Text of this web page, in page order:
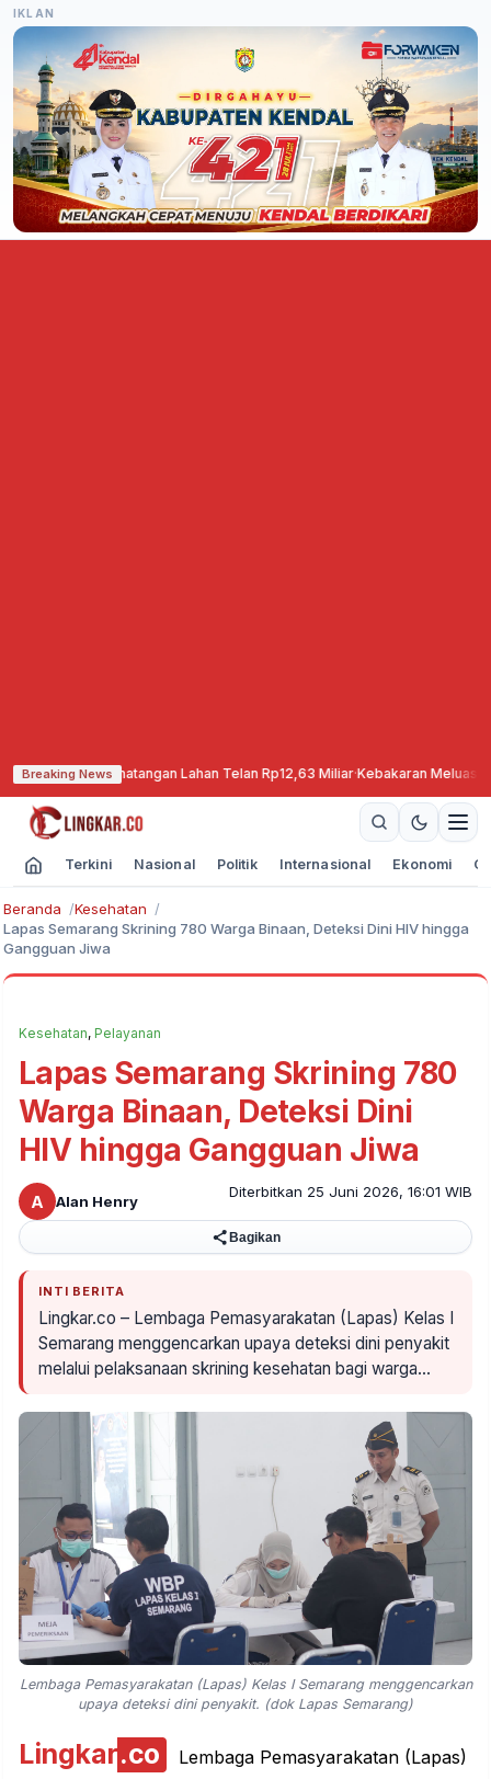
IKLAN
Breaking News
Pematangan Lahan Telan Rp12,63 Miliar·Kebakaran Meluas, TNBTS
Terkini Nasional Politik Internasional Ekonomi
Beranda
Kesehatan
Lapas Semarang Skrining 780 Warga Binaan, Deteksi Dini HIV hingga
Gangguan Jiwa
Kesehatan, Pelayanan
Lapas Semarang Skrining 780
Warga Binaan, Deteksi Dini
HIV hingga Gangguan Jiwa
A Alan Henry
Diterbitkan 25 Juni 2026, 16:01 WIB
Bagikan
INTI BERITA
Lingkar.co – Lembaga Pemasyarakatan (Lapas) Kelas I
Semarang menggencarkan upaya deteksi dini penyakit
melalui pelaksanaan skrining kesehatan bagi warga…
Lembaga Pemasyarakatan (Lapas) Kelas I Semarang menggencarkan
upaya deteksi dini penyakit. (dok Lapas Semarang)
Lingkar.co
Lembaga Pemasyarakatan (Lapas)